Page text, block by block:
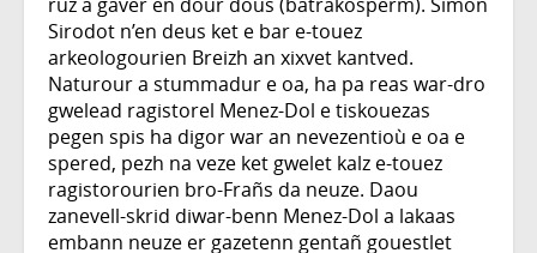
Sirodot n’en deus ket e bar e-touez
arkeologourien Breizh an xixvet kantved.
Naturour a stummadur e oa, ha pa reas war-dro
gwelead ragistorel Menez-Dol e tiskouezas
pegen spis ha digor war an nevezentioù e oa e
spered, pezh na veze ket gwelet kalz e-touez
ragistorourien bro-Frañs da neuze. Daou
zanevell-skrid diwar-benn Menez-Dol a lakaas
embann neuze er gazetenn gentañ gouestlet